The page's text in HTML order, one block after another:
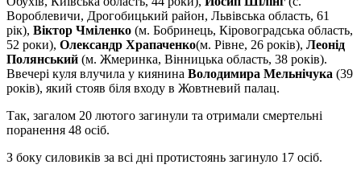
Вороблевичи, Дрогобицький район, Львівська область, 61
рік), Віктор Чміленко (м. Бобринець, Кіровоградська область,
52 роки), Олександр Храпаченко(м. Рівне, 26 років), Леонід
Полянський (м. Жмеринка, Вінницька область, 38 років).
Ввечері куля влучила у киянина Володимира Мельнічука (39
років), який стояв біля входу в Жовтневий палац.
Так, загалом 20 лютого загинули та отримали смертельні
поранення 48 осіб.
З боку силовиків за всі дні протистоянь загинуло 17 осіб.